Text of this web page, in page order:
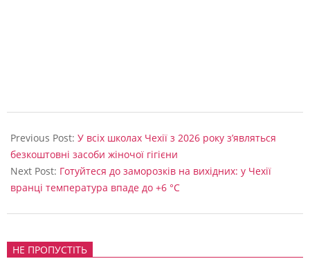
е
м
а
є
с
08-
22
Previous Post: У всіх школах Чехії з 2026 року з’являться
безкоштовні засоби жіночої гігієни
Next Post: Готуйтеся до заморозків на вихідних: у Чехії
вранці температура впаде до +6 °C
НЕ ПРОПУСТІТЬ